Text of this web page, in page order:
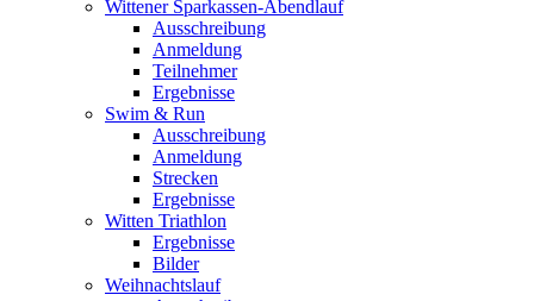
Wittener Sparkassen-Abendlauf
Ausschreibung
Anmeldung
Teilnehmer
Ergebnisse
Swim & Run
Ausschreibung
Anmeldung
Strecken
Ergebnisse
Witten Triathlon
Ergebnisse
Bilder
Weihnachtslauf